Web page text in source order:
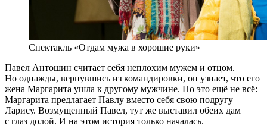
Спектакль «Отдам мужа в хорошие руки»
Павел Антошин считает себя неплохим мужем и отцом.
Но однажды, вернувшись из командировки, он узнает, что его
жена Маргарита ушла к другому мужчине. Но это ещё не всё:
Маргарита предлагает Павлу вместо себя свою подругу
Ларису. Возмущенный Павел, тут же выставил обеих дам
с глаз долой. И на этом история только началась.